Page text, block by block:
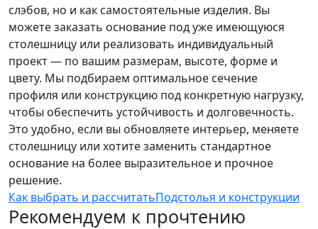
слэбов, но и как самостоятельные изделия. Вы
можете заказать основание под уже имеющуюся
столешницу или реализовать индивидуальный
проект — по вашим размерам, высоте, форме и
цвету. Мы подбираем оптимальное сечение
профиля или конструкцию под конкретную нагрузку,
чтобы обеспечить устойчивость и долговечность.
Это удобно, если вы обновляете интерьер, меняете
столешницу или хотите заменить стандартное
основание на более выразительное и прочное
решение.
Как выбрать и рассчитатьПодстолья и конструкции
Рекомендуем к прочтению